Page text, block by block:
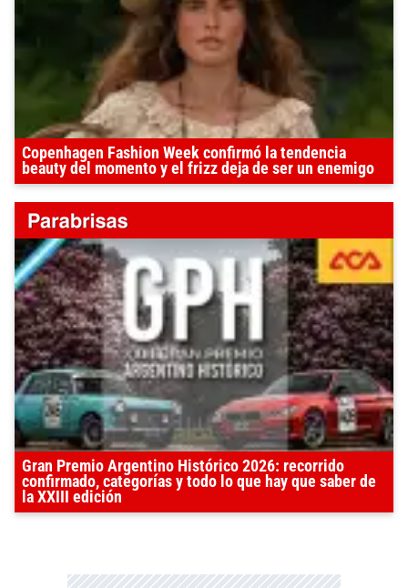
Copenhagen Fashion Week confirmó la tendencia
beauty del momento y el frizz deja de ser un enemigo
Gran Premio Argentino Histórico 2026: recorrido
confirmado, categorías y todo lo que hay que saber de
la XXIII edición